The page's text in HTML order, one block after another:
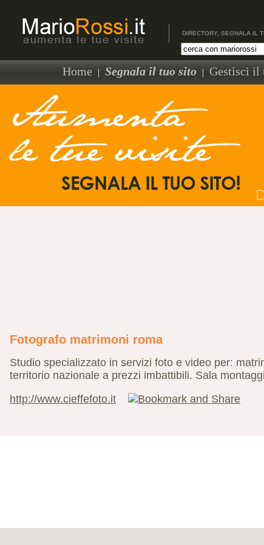
DIRECTORY, SEGNALA IL
Home | Segnala il tuo sito | Gestisci il
Fotografo matrimoni roma
Studio specializzato in servizi foto e video per:
territorio nazionale a prezzi imbattibili. Sala
http://www.cieffefoto.it